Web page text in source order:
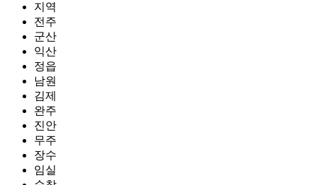
지역
전주
군산
익산
정읍
남원
김제
완주
진안
무주
장수
임실